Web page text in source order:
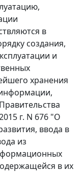
в
создания,
и
хранения
г. N 676 "О
ввода в
из
в их